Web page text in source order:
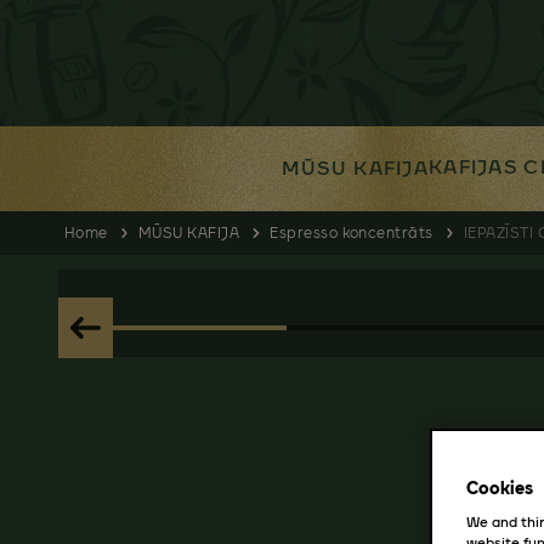
MŪSU KAFIJAKAFIJAS
Home MŪSU KAFIJA Espresso koncentrāts IEPAZĪSTI
Cookies
We and